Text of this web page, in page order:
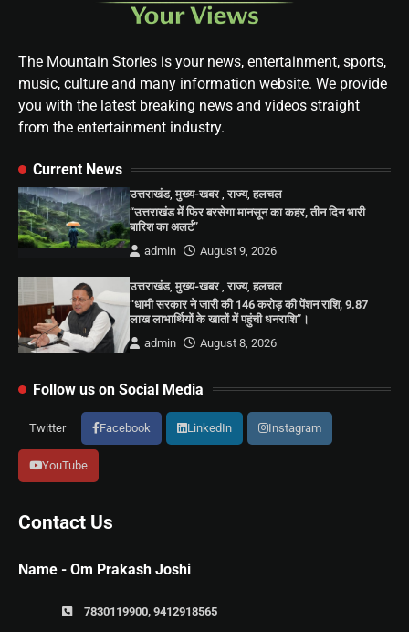
The Mountain Stories is your news, entertainment, sports,
music, culture and many information website. We provide
you with the latest breaking news and videos straight
from the entertainment industry.
Current News
उत्तराखंड,मुख्य-खबर,राज्य,हलचल
“उत्तराखंड में फिर बरसेगा मानसून का कहर, तीन दिन भारी
बारिश का अलर्ट”
admin
August 9, 2026
उत्तराखंड,मुख्य-खबर,राज्य,हलचल
“धामी सरकार ने जारी की 146 करोड़ की पेंशन राशि, 9.87
लाख लाभार्थियों के खातों में पहुंची धनराशि”।
admin
August 8, 2026
Follow us on Social Media
Twitter Facebook LinkedIn Instagram
YouTube
Contact Us
Name - Om Prakash Joshi
7830119900, 9412918565